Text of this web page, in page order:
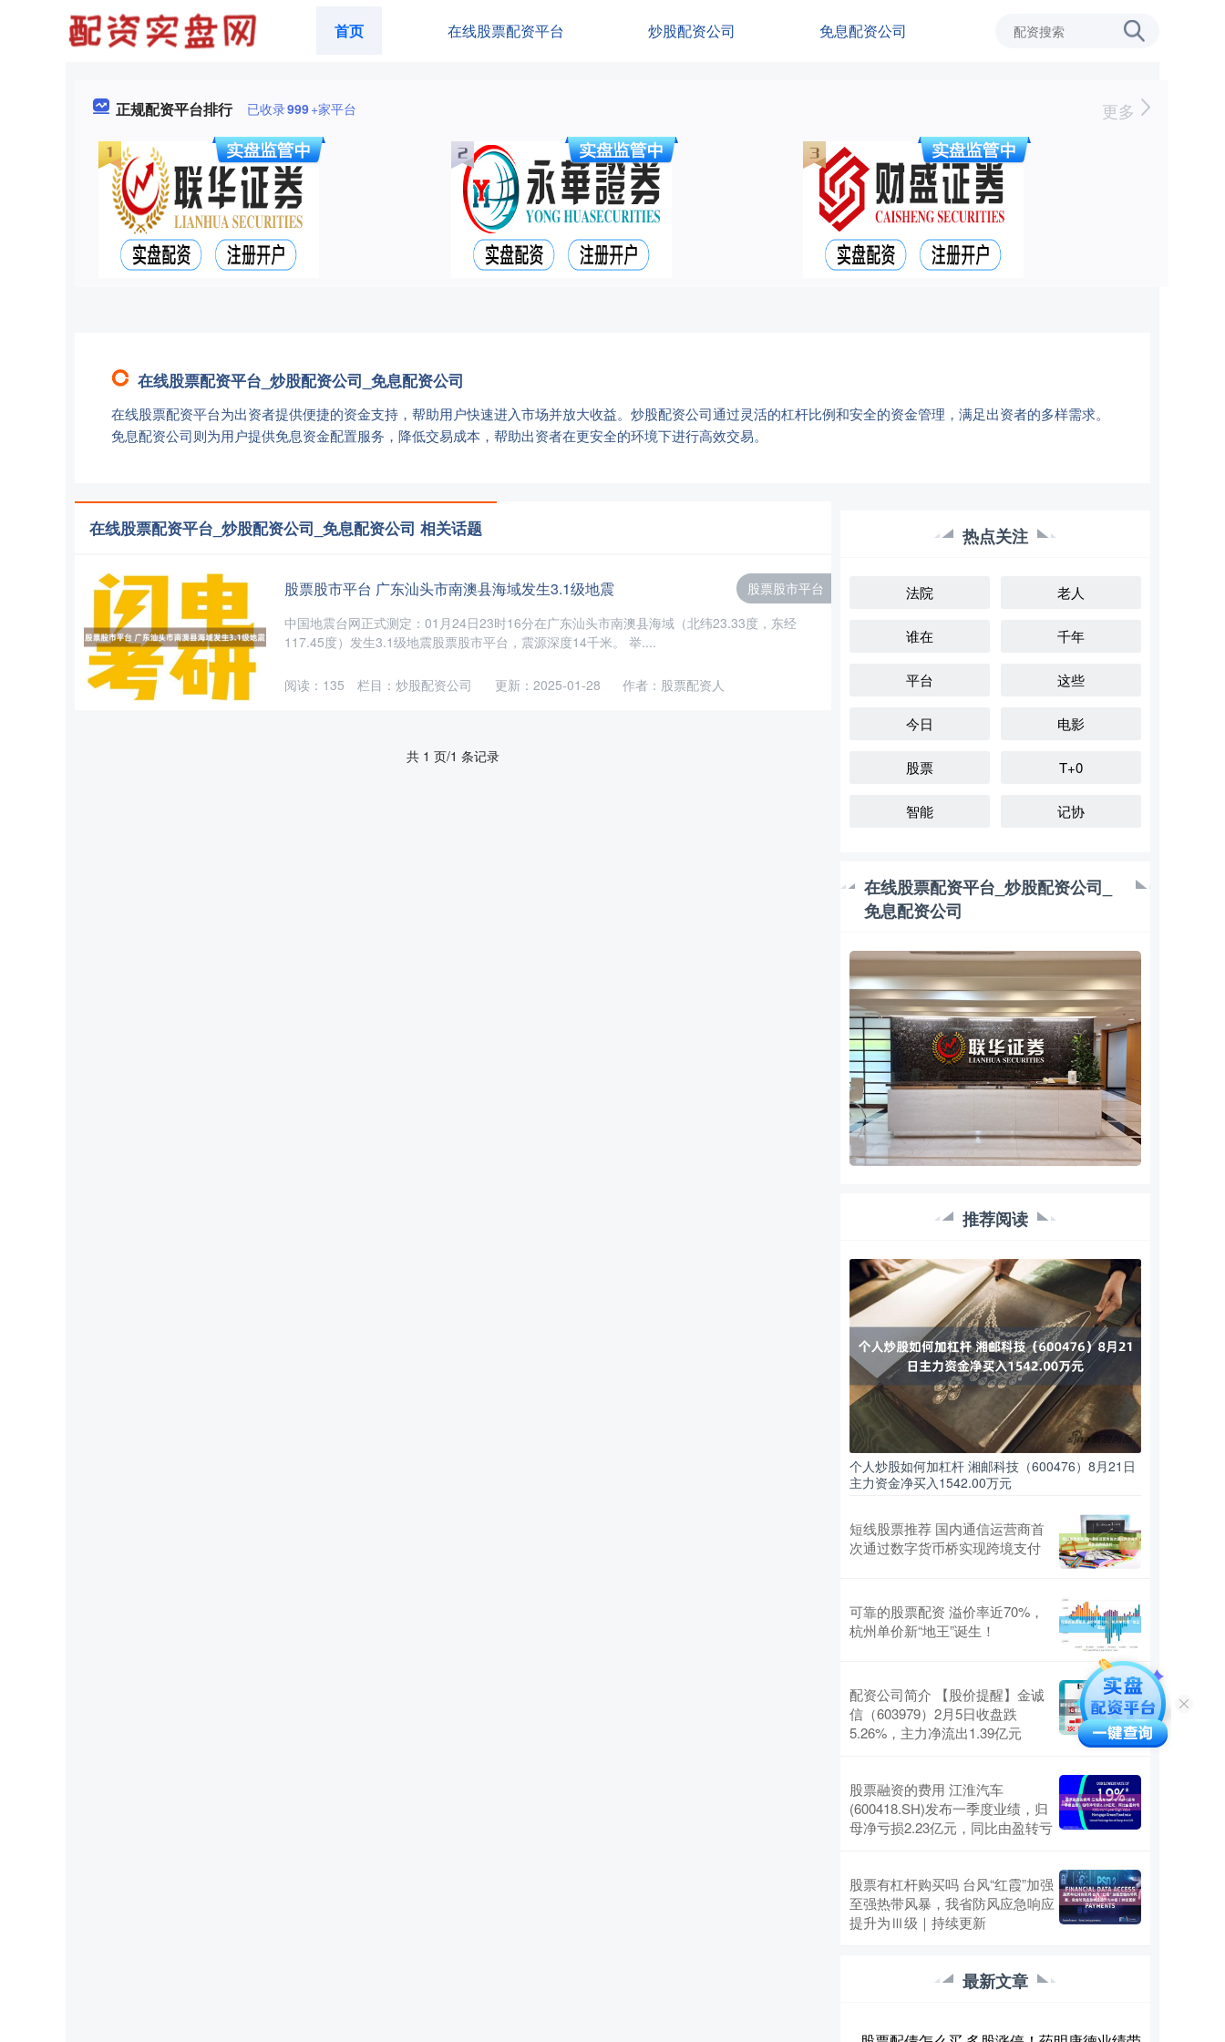
首页 在线股票配资平台 炒股配资公司 免息配资公司
正规配资平台排行 已收录999+家平台 更多
在线股票配资平台_炒股配资公司_免息配资公司
在线股票配资平台为出资者提供便捷的资金支持，帮助用户快速进入市场并放大收益。炒股配资公司通过灵活的杠杆比例和安全的资金管理，满足出资者的多样需求。
免息配资公司则为用户提供免息资金配置服务，降低交易成本，帮助出资者在更安全的环境下进行高效交易。
在线股票配资平台_炒股配资公司_免息配资公司 相关话题
股票股市平台 广东汕头市南澳县海域发生3.1级地震
中国地震台网正式测定：01月24日23时16分在广东汕头市南澳县海域（北纬23.33度，东经
117.45度）发生3.1级地震股票股市平台，震源深度14千米。 举....
股票股市平台
更新：2025-01-28 作者：股票配资人
阅读： 135 栏目： 炒股配资公司
共 1 页/1 条记录
热点关注
法院 老人
谁在 千年
平台 这些
今日 电影
股票 T+0
智能 记协
在线股票配资平台_炒股配资公司_
免息配资公司
推荐阅读
个人炒股如何加杠杆 湘邮科技（600476）8月21日
主力资金净买入1542.00万元
短线股票推荐 国内通信运营商首
次通过数字货币桥实现跨境支付
可靠的股票配资 溢价率近70%，
杭州单价新“地王”诞生！
配资公司简介 【股价提醒】金诚
信（603979）2月5日收盘跌
5.26%，主力净流出1.39亿元
股票融资的费用 江淮汽车
(600418.SH)发布一季度业绩，归
母净亏损2.23亿元，同比由盈转亏
股票有杠杆购买吗 台风“红霞”加强
至强热带风暴，我省防风应急响应
提升为Ⅲ级｜持续更新
最新文章